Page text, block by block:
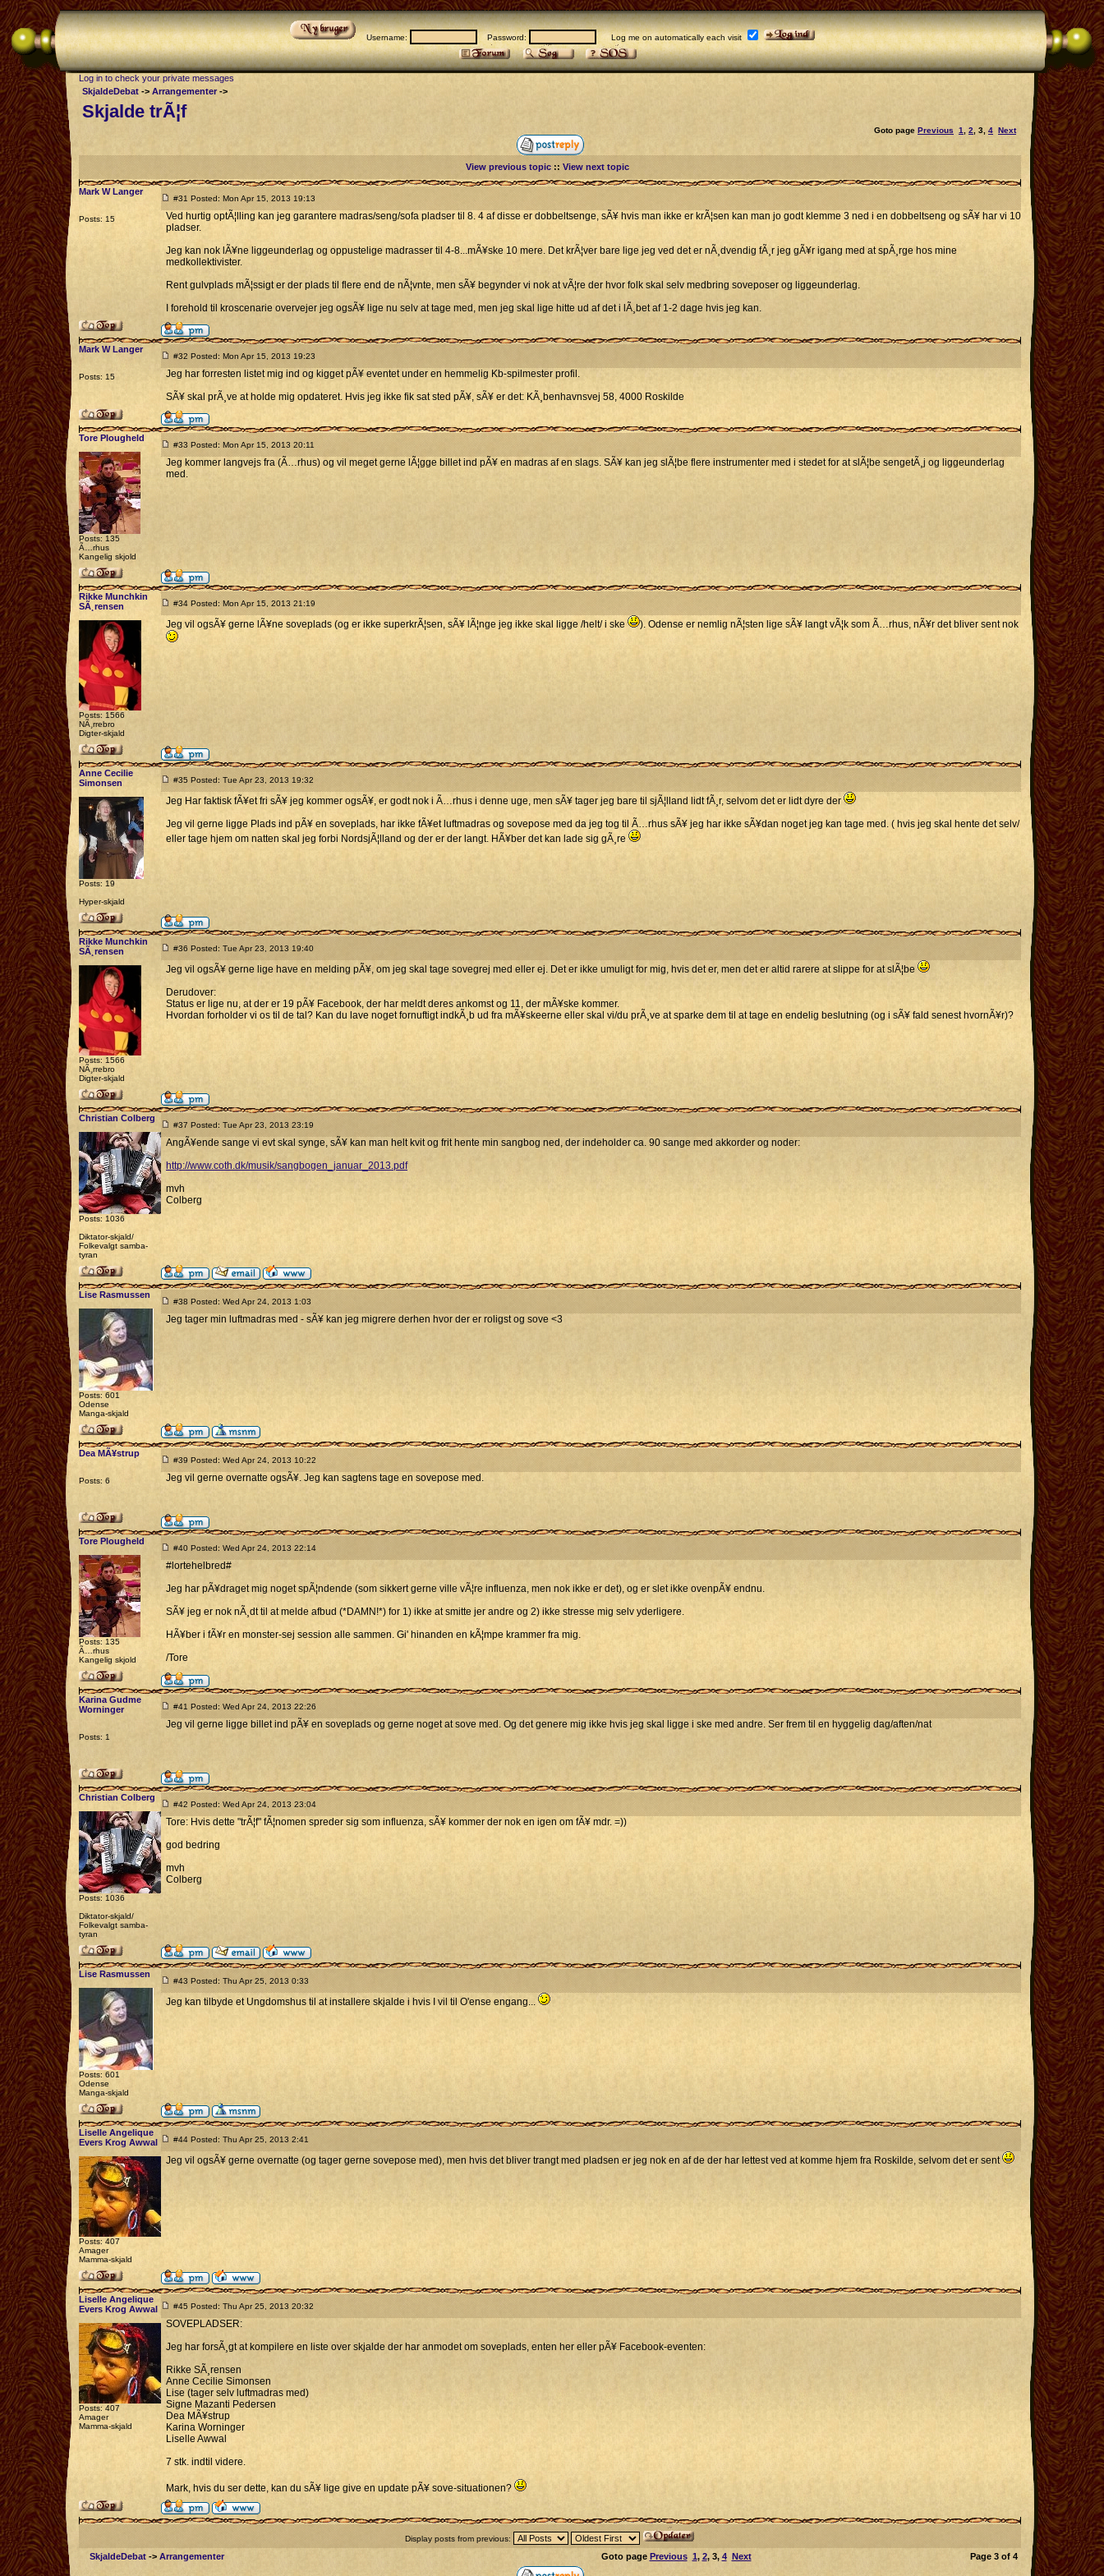
Username: Password: Log me on automatically each visit
Log in to check your private messages
SkjaldeDebat -> Arrangementer->
Skjalde trÃ¦f
Goto page Previous 1 2 3 4 Next
View previous topic::View next topic
Mark W Langer
Posts: 15
#31 Posted: Mon Apr 15, 2013 19:13
Ved hurtig optÃ¦lling kan jeg garantere madras/seng/sofa pladser til 8. 4 af disse er dobbeltsenge, sÃ¥ hvis man ikke er krÃ¦sen kan man jo godt klemme 3 ned i en dobbeltseng og sÃ¥ har vi 10
pladser.
Jeg kan nok lÃ¥ne liggeunderlag og oppustelige madrasser til 4-8...mÃ¥ske 10 mere. Det krÃ¦ver bare lige jeg ved det er nÃ¸dvendig fÃ¸r jeg gÃ¥r igang med at spÃ¸rge hos mine
medkollektivister.
Rent gulvplads mÃ¦ssigt er der plads til flere end de nÃ¦vnte, men sÃ¥ begynder vi nok at vÃ¦re der hvor folk skal selv medbring soveposer og liggeunderlag.
I forehold til kroscenarie overvejer jeg ogsÃ¥ lige nu selv at tage med, men jeg skal lige hitte ud af det i lÃ¸bet af 1-2 dage hvis jeg kan.
Mark W Langer
Posts: 15
#32 Posted: Mon Apr 15, 2013 19:23
Jeg har forresten listet mig ind og kigget pÃ¥ eventet under en hemmelig Kb-spilmester profil.
SÃ¥ skal prÃ¸ve at holde mig opdateret. Hvis jeg ikke fik sat sted pÃ¥, sÃ¥ er det: KÃ¸benhavnsvej 58, 4000 Roskilde
Tore Plougheld
Posts: 135
Ã…rhus
Kangelig skjold
#33 Posted: Mon Apr 15, 2013 20:11
Jeg kommer langvejs fra (Ã…rhus) og vil meget gerne lÃ¦gge billet ind pÃ¥ en madras af en slags. SÃ¥ kan jeg slÃ¦be flere instrumenter med i stedet for at slÃ¦be sengetÃ¸j og liggeunderlag
med.
Rikke Munchkin
SÃ¸rensen
Posts: 1566
NÃ¸rrebro
Digter-skjald
#34 Posted: Mon Apr 15, 2013 21:19
Jeg vil ogsÃ¥ gerne lÃ¥ne soveplads (og er ikke superkrÃ¦sen, sÃ¥ lÃ¦nge jeg ikke skal ligge /helt/ i ske ). Odense er nemlig nÃ¦sten lige sÃ¥ langt vÃ¦k som Ã…rhus, nÃ¥r det bliver sent nok
Anne Cecilie
Simonsen
Posts: 19
Hyper-skjald
#35 Posted: Tue Apr 23, 2013 19:32
Jeg Har faktisk fÃ¥et fri sÃ¥ jeg kommer ogsÃ¥, er godt nok i Ã…rhus i denne uge, men sÃ¥ tager jeg bare til sjÃ¦lland lidt fÃ¸r, selvom det er lidt dyre der
Jeg vil gerne ligge Plads ind pÃ¥ en soveplads, har ikke fÃ¥et luftmadras og sovepose med da jeg tog til Ã…rhus sÃ¥ jeg har ikke sÃ¥dan noget jeg kan tage med. ( hvis jeg skal hente det selv/
eller tage hjem om natten skal jeg forbi NordsjÃ¦lland og der er der langt. HÃ¥ber det kan lade sig gÃ¸re
Rikke Munchkin
SÃ¸rensen
Posts: 1566
NÃ¸rrebro
Digter-skjald
#36 Posted: Tue Apr 23, 2013 19:40
Jeg vil ogsÃ¥ gerne lige have en melding pÃ¥, om jeg skal tage sovegrej med eller ej. Det er ikke umuligt for mig, hvis det er, men det er altid rarere at slippe for at slÃ¦be
Derudover:
Status er lige nu, at der er 19 pÃ¥ Facebook, der har meldt deres ankomst og 11, der mÃ¥ske kommer.
Hvordan forholder vi os til de tal? Kan du lave noget fornuftigt indkÃ¸b ud fra mÃ¥skeerne eller skal vi/du prÃ¸ve at sparke dem til at tage en endelig beslutning (og i sÃ¥ fald senest hvornÃ¥r)?
Christian Colberg
Posts: 1036
Diktator-skjald/
Folkevalgt samba-
tyran
#37 Posted: Tue Apr 23, 2013 23:19
AngÃ¥ende sange vi evt skal synge, sÃ¥ kan man helt kvit og frit hente min sangbog ned, der indeholder ca. 90 sange med akkorder og noder:
http://www.coth.dk/musik/sangbogen_januar_2013.pdf
mvh
Colberg
Lise Rasmussen
Posts: 601
Odense
Manga-skjald
#38 Posted: Wed Apr 24, 2013 1:03
Jeg tager min luftmadras med - sÃ¥ kan jeg migrere derhen hvor der er roligst og sove <3
Dea MÃ¥strup
Posts: 6
#39 Posted: Wed Apr 24, 2013 10:22
Jeg vil gerne overnatte ogsÃ¥. Jeg kan sagtens tage en sovepose med.
Tore Plougheld
Posts: 135
Ã…rhus
Kangelig skjold
#40 Posted: Wed Apr 24, 2013 22:14
#lortehelbred#
Jeg har pÃ¥draget mig noget spÃ¦ndende (som sikkert gerne ville vÃ¦re influenza, men nok ikke er det), og er slet ikke ovenpÃ¥ endnu.
SÃ¥ jeg er nok nÃ¸dt til at melde afbud (*DAMN!*) for 1) ikke at smitte jer andre og 2) ikke stresse mig selv yderligere.
HÃ¥ber i fÃ¥r en monster-sej session alle sammen. Gi' hinanden en kÃ¦mpe krammer fra mig.
/Tore
Karina Gudme
Worninger
Posts: 1
#41 Posted: Wed Apr 24, 2013 22:26
Jeg vil gerne ligge billet ind pÃ¥ en soveplads og gerne noget at sove med. Og det genere mig ikke hvis jeg skal ligge i ske med andre. Ser frem til en hyggelig dag/aften/nat
Christian Colberg
Posts: 1036
Diktator-skjald/
Folkevalgt samba-
tyran
#42 Posted: Wed Apr 24, 2013 23:04
Tore: Hvis dette "trÃ¦f" fÃ¦nomen spreder sig som influenza, sÃ¥ kommer der nok en igen om fÃ¥ mdr. =))
god bedring
mvh
Colberg
Lise Rasmussen
Posts: 601
Odense
Manga-skjald
#43 Posted: Thu Apr 25, 2013 0:33
Jeg kan tilbyde et Ungdomshus til at installere skjalde i hvis I vil til O'ense engang...
Liselle Angelique
Evers Krog Awwal
Posts: 407
Amager
Mamma-skjald
#44 Posted: Thu Apr 25, 2013 2:41
Jeg vil ogsÃ¥ gerne overnatte (og tager gerne sovepose med), men hvis det bliver trangt med pladsen er jeg nok en af de der har lettest ved at komme hjem fra Roskilde, selvom det er sent
Liselle Angelique
Evers Krog Awwal
Posts: 407
Amager
Mamma-skjald
#45 Posted: Thu Apr 25, 2013 20:32
SOVEPLADSER:
Jeg har forsÃ¸gt at kompilere en liste over skjalde der har anmodet om soveplads, enten her eller pÃ¥ Facebook-eventen:
Rikke SÃ¸rensen
Anne Cecilie Simonsen
Lise (tager selv luftmadras med)
Signe Mazanti Pedersen
Dea MÃ¥strup
Karina Worninger
Liselle Awwal
7 stk. indtil videre.
Mark, hvis du ser dette, kan du sÃ¥ lige give en update pÃ¥ sove-situationen?
Display posts from previous:
SkjaldeDebat -> Arrangementer Goto page Previous 1, 2, 3, 4 Next Page 3 of 4